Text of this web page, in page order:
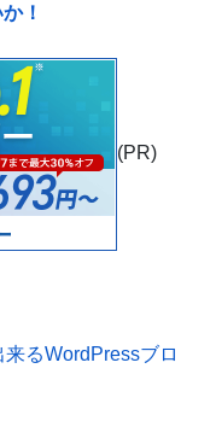
！
(PR)
来るWordPressブロ